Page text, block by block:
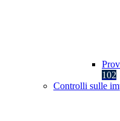
102
Controlli sulle